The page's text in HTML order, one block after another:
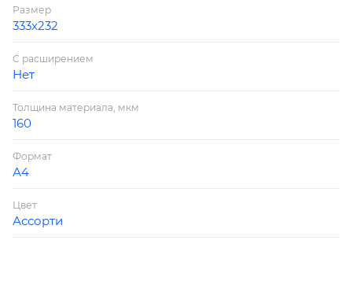
Размер
333х232
С расширением
Нет
Толщина материала, мкм
160
Формат
А4
Цвет
Ассорти